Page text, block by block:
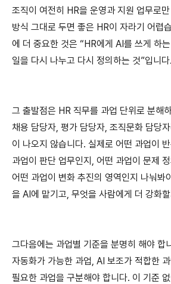
조직이 여전히 HR을 운영과 지원 업무로
방식 그대로 두면 좋은 HR이 자라기 어렵
에 더 중요한 것은 “HR에게 AI를 쓰게 하
일을 다시 나누고 다시 정의하는 것”입니다.
그 출발점은 HR 직무를 과업 단위로 분해
채용 담당자, 평가 담당자, 조직문화 담당
이 나오지 않습니다. 실제로 어떤 과업이
과업이 판단 업무인지, 어떤 과업이 문제 정
어떤 과업이 변화 추진의 영역인지 나눠봐
을 AI에 맡기고, 무엇을 사람에게 더 강화
그다음에는 과업별 기준을 분명히 해야 합
자동화가 가능한 과업, AI 보조가 적합한
필요한 과업을 구분해야 합니다. 이 기준